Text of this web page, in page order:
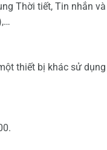
Thời tiết, Tin nhắn và
thiết bị khác sử dụng